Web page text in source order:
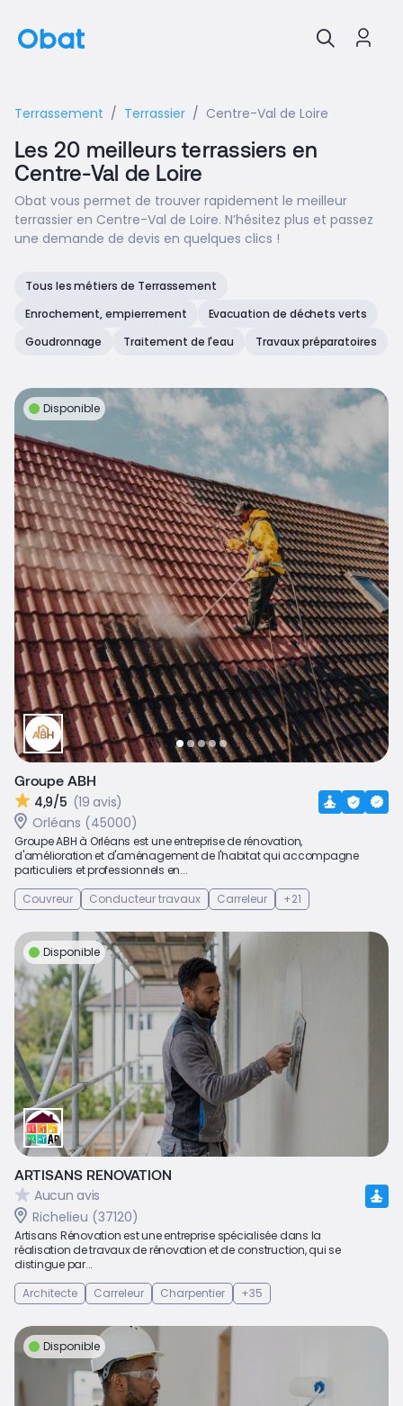
Terrassement Terrassier Centre-Val de Loire
Les 20 meilleurs terrassiers en
Centre-Val de Loire
Obat vous permet de trouver rapidement le meilleur
terrassier en Centre-Val de Loire. N’hésitez plus et passez
une demande de devis en quelques clics !
Tous les métiers de Terrassement
Enrochement, empierrement
Evacuation de déchets verts
Goudronnage
Traitement de l'eau Travaux préparatoires
Disponible
Groupe ABH
4,9/5 (19 avis)
Orléans (45000)
Groupe ABH à Orléans est une entreprise de rénovation,
d'amélioration et d'aménagement de l'habitat qui accompagne
particuliers et professionnels en...
Couvreur
Conducteur travaux Carreleur +21
Disponible
ARTISANS RENOVATION
Aucun avis
Richelieu (37120)
Artisans Rénovation est une entreprise spécialisée dans la
réalisation de travaux de rénovation et de construction, qui se
distingue par...
Architecte
Carreleur Charpentier +35
Disponible